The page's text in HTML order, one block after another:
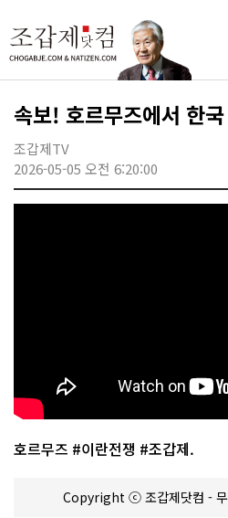
속보! 호르무즈에서 한
조갑제TV
2026-05-05 오전 6:20:00
호르무즈 #이란전쟁 #조갑제.
Copyright ⓒ 조갑제닷컴 - 무